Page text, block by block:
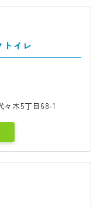
イレ
々木5丁目68-1